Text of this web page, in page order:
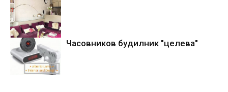
Часовников будилник "целева"